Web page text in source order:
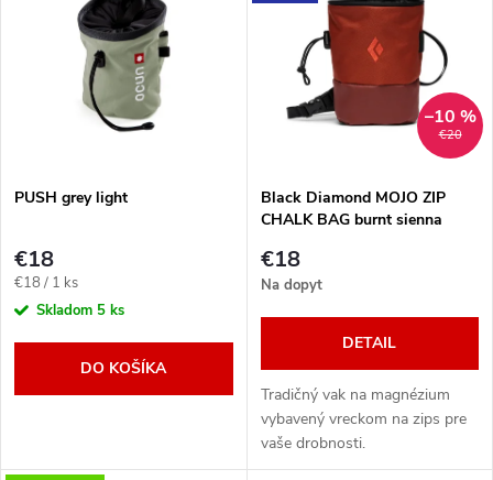
e
p
r
o
Najdrahšie
Abecedne
s
p
r
o
d
u
PUSH grey light
€18
Jednotková
cena:
€18 / 1 ks
Skladom 5 ks
DO KOŠÍKA
€20
–10 %
Black Diamond MOJO ZIP
CHALK BAG burnt sienna
€18
Na dopyt
DETAIL
Tradičný vak na magnézium
vybavený vreckom na zips pre
vaše drobnosti.